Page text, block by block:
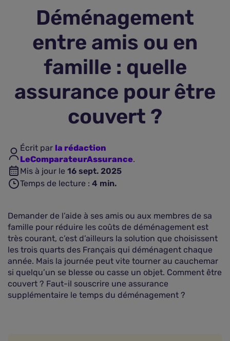
Assurance vie
Plus d'assurances
Déménagement
entre amis ou en
famille : quelle
assurance pour être
couvert ?
Écrit par la rédaction
LeComparateurAssurance.
Mis à jour le 16 sept. 2025
Temps de lecture : 4 min.
Demander de l’aide à ses amis ou aux membres de sa
famille pour réduire les coûts de déménagement est
très courant, c’est d’ailleurs la solution que choisissent
les trois quarts des Français qui déménagent chaque
année. Mais la journée peut vite tourner au cauchemar
si quelqu’un se blesse ou casse un objet. Comment être
couvert ? Faut-il souscrire une assurance
supplémentaire le temps du déménagement ?